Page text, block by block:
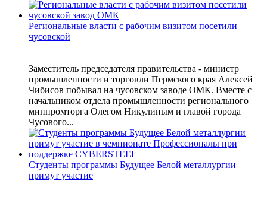
Региональные власти с рабочим визитом посетили
чусовской
Заместитель председателя правительства - министр
промышленности и торговли Пермского края Алексей
Чибисов побывал на чусовском заводе ОМК. Вместе с
начальником отдела промышленности регионального
минпромторга Олегом Никулиным и главой города
Чусового...
Студенты программы Будущее Белой металлургии
примут участие